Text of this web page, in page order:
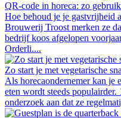
QR-code in horeca: zo
Hoe behoud je je gastvrijheid
Brouwerij Troost merken ze
bedrijf koos afgelopen
Orderli....
Zo start je met vegetarische
Als horecaondernemer kan je
eten wordt steeds populairder.
onderzoek aan dat ze